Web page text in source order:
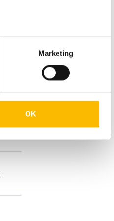
Marketing
OK